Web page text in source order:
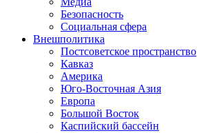
Безопасность
Социальная сфера
Внешполитика
Постсоветское пространство
Кавказ
Америка
Юго-Восточная Азия
Европа
Большой Восток
Каспийский бассейн